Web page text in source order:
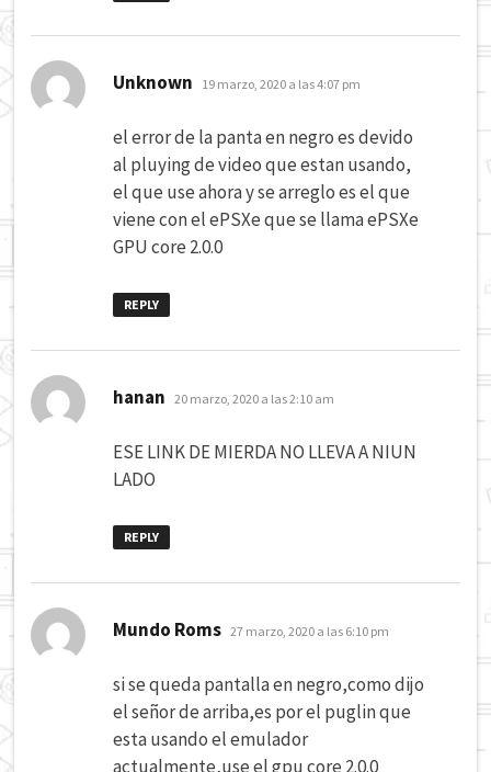
Unknown dice:
19 marzo, 2020 a las 4:07 pm
el error de la panta en negro es devido
al pluying de video que estan usando,
el que use ahora y se arreglo es el que
viene con el ePSXe que se llama ePSXe
GPU core 2.0.0
REPLY
hanan dice:
20 marzo, 2020 a las 2:10 am
ESE LINK DE MIERDA NO LLEVA A NIUN
LADO
REPLY
Mundo Roms dice:
27 marzo, 2020 a las 6:10 pm
si se queda pantalla en negro,como dijo
el señor de arriba,es por el puglin que
esta usando el emulador
actualmente,use el gpu core 2.0.0